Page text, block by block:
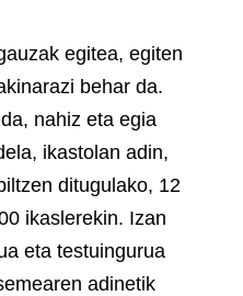
egitea, egiten
behar da.
nahiz eta egia
ikastolan adin,
ditugulako, 12
ikaslerekin. Izan
eta testuingurua
adinetik